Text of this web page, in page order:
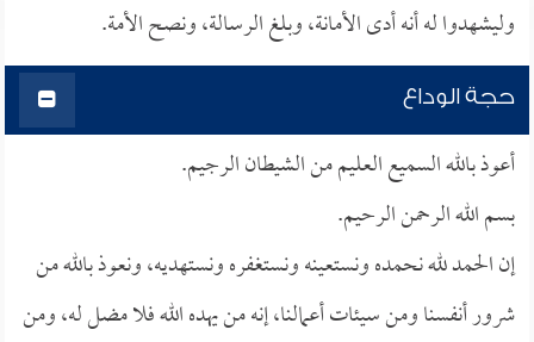
وليشهدوا له أنه أدى الأمانة، وبلغ الرسالة، ونصح الأمة.
حجة الوداع
أعوذ بالله السميع العليم من الشيطان الرجيم.
بسم الله الرحمن الرحيم.
إن الحمد لله نحمده ونستعينه ونستغفره ونستهديه، ونعوذ بالله من
شرور أنفسنا ومن سيئات أعمالنا، إنه من يهده الله فلا مضل له، ومن